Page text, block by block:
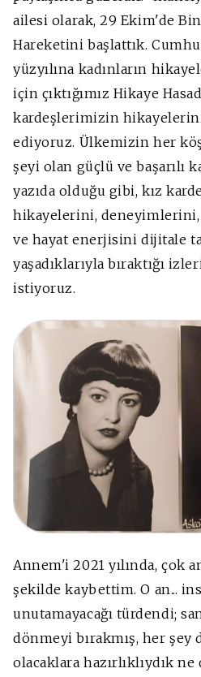
ailesi olarak, 29 Ekim'de
Hareketini başlattık.
yüzyılına kadınların
için çıktığımız Hikaye
kardeşlerimizin hikayelerini
ediyoruz. Ülkemizin her
şeyi olan güçlü ve başarılı
yazıda olduğu gibi, kız
hikayelerini, deneyimlerini,
ve hayat enerjisini dijitale
yaşadıklarıyla bıraktığı
istiyoruz.
Annem'i 2021 yılında, çok
şekilde kaybettim. O an...
unutamayacağı türdendi;
dönmeyi bırakmış, her
olacaklara hazırlıklıydık